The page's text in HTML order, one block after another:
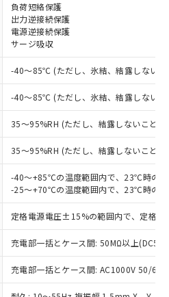
負荷短絡保護
出力逆接続保護
電源逆接続保護
サージ吸収
-40～85℃ (ただし、氷結、結露しないこ
-40～85℃ (ただし、氷結、結露しないこ
35～95%RH (ただし、結露しないこと)
35～95%RH (ただし、結露しないこと)
-40～+85℃の温度範囲内で、23℃時の
-25～+70℃の温度範囲内で、23℃時の
定格電源電圧±15%の範囲内で、定格
充電部一括とケース間: 50MΩ以上
充電部一括とケース間: AC1000V 50/
いただき、同意のうえ
、当社制御機器事業取扱
庫状況および標準価格
せていただくもので
事業取扱商品の中には、
対象外となる商品もある
ください。
指令（10物質）の
品が提供可能な商品で
指令（10物質）の非含
切り替える予定のある
RoHS指令（10物質）の
品で、対応品を出す予
指令（10物質）の
調査中または確認中の
ス料など無形物で、有
ない商品です。
り、非含有部品として
と判明した場合などや
とがあります。
表
料含有率が中国RoHSの
を示します。
含有率が中国RoHSの
ことを示します。
。当社販売部門へお問
ら貴社製品のうち、外国
国貿易法に定める商品